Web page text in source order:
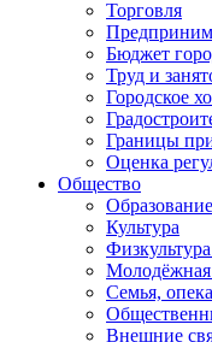
Торговля
Бюджет
Труд и
Городское
Границы
Оценка
Общество
Образование
Культура
Молодёжная
Семья,
Внешние